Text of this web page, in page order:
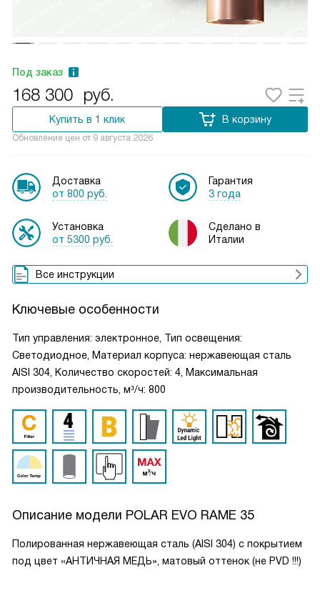
Под заказ
168 300 руб.
Купить в 1 клик В корзину
Обновление цен от 9 августа 2026
Доставка
от 800 руб.
Установка
от 5300 руб.
Гарантия
3 года
Сделано в
Италии
Все инструкции
Ключевые особенности
Тип управления: электронное, Тип освещения:
Светодиодное, Материал корпуса: нержавеющая сталь
AISI 304, Количество скоростей: 4, Максимальная
производительность, м³/ч: 800
Описание модели POLAR EVO RAME 35
Полированная нержавеющая сталь (AISI 304) с покрытием
под цвет «АНТИЧНАЯ МЕДЬ», матовый оттенок (не PVD !!!)